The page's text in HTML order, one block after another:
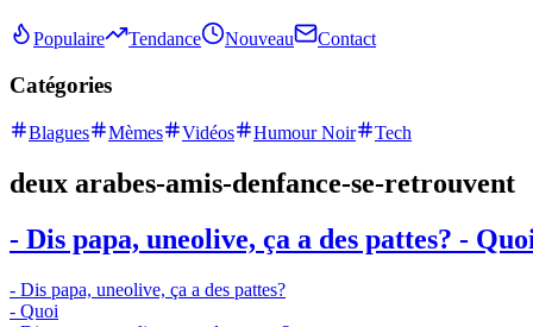
Populaire Tendance Nouveau Contact
Catégories
Blagues Mèmes Vidéos Humour Noir Tech
deux arabes-amis-denfance-se-retrouvent
- Dis papa, uneolive, ça a des pattes? -
- Dis papa, uneolive, ça a des pattes?
- Quoi